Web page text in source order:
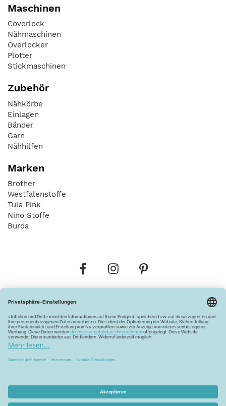
Maschinen
Coverlock
Nähmaschinen
Overlocker
Plotter
Stickmaschinen
Zubehör
Nähkörbe
Einlagen
Bänder
Garn
Nähhilfen
Marken
Brother
Westfalenstoffe
Tula Pink
Nino Stoffe
Burda
Widerrufsbelehrung Vertrag widerrufen
Barrierefreiheitserklärung
Pflegehinweise